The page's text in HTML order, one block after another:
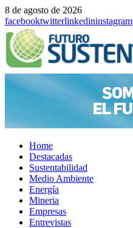
8 de agosto de 2026
facebooktwitterlinkedininstagram
Home
Destacadas
Sustentabilidad
Medio Ambiente
Energía
Mineria
Empresas
Entrevistas